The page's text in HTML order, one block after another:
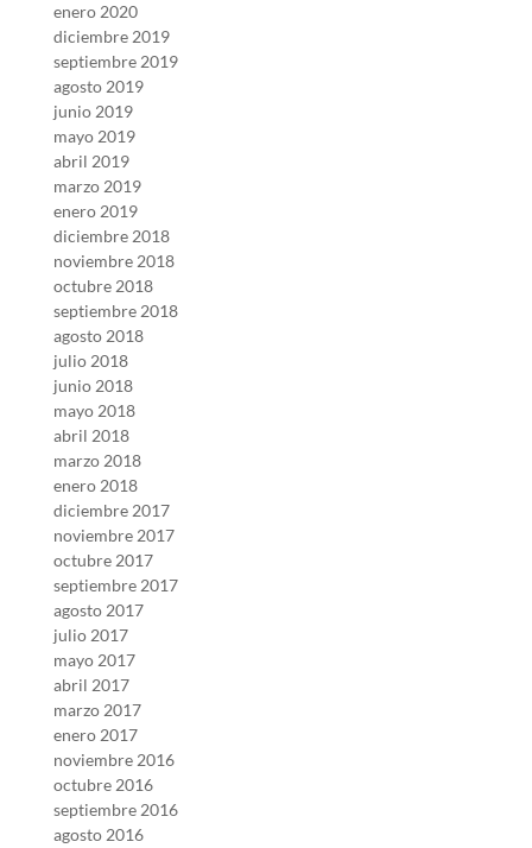
enero 2020
diciembre 2019
septiembre 2019
agosto 2019
junio 2019
mayo 2019
abril 2019
marzo 2019
enero 2019
diciembre 2018
noviembre 2018
octubre 2018
septiembre 2018
agosto 2018
julio 2018
junio 2018
mayo 2018
abril 2018
marzo 2018
enero 2018
diciembre 2017
noviembre 2017
octubre 2017
septiembre 2017
agosto 2017
julio 2017
mayo 2017
abril 2017
marzo 2017
enero 2017
noviembre 2016
octubre 2016
septiembre 2016
agosto 2016